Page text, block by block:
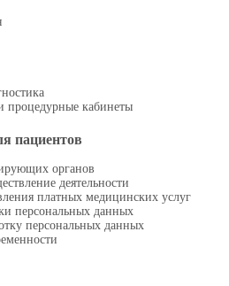
процедурные кабинеты
пациентов
органов
деятельности
платных медицинских услуг
персональных данных
персональных данных